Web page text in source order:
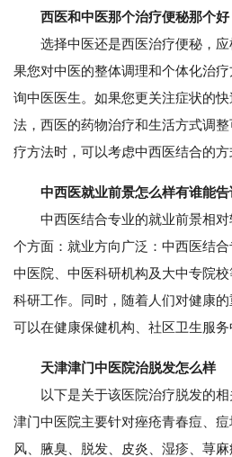
西医和中医那个治疗便秘那个好
选择中医还是西医治疗便秘，应
果您对中医的整体调理和个体化治
询中医医生。如果您更关注症状的
法，西医的药物治疗和生活方式调
疗方法时，可以考虑中西医结合的方
中西医就业前景怎么样有谁能
中西医结合专业的就业前景相对
个方面：就业方向广泛：中西医结
中医院、中医科研机构及大中专院校
科研工作。同时，随着人们对健康
可以在健康保健机构、社区卫生服务
天津津门中医院治脱发怎么样
以下是关于该医院治疗脱发的相
津门中医院主要针对痤疮青春痘、
风、腋臭、脱发、皮炎、湿疹、荨